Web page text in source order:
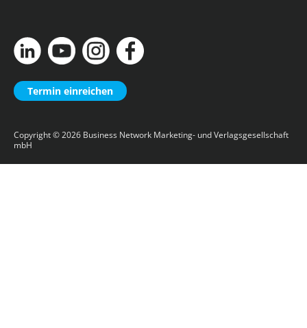
Termin einreichen
Copyright © 2026 Business Network Marketing- und Verlagsgesellschaft
mbH